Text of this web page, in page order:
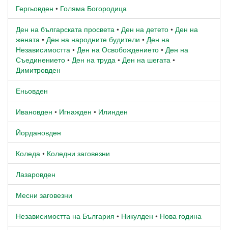
Гергьовден • Голяма Богородица
Ден на българската просвета • Ден на детето • Ден на
жената • Ден на народните будители • Ден на
Независимостта • Ден на Освобождението • Ден на
Съединението • Ден на труда • Ден на шегата •
Димитровден
Еньовден
Ивановден • Игнажден • Илинден
Йордановден
Коледа • Коледни заговезни
Лазаровден
Месни заговезни
Независимостта на България • Никулден • Нова година